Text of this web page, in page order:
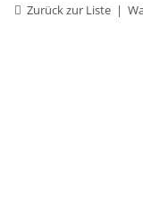
Zurück zur Liste